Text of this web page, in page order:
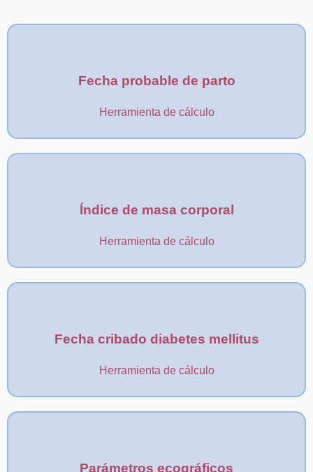
Fecha probable de parto
Herramienta de cálculo
Índice de masa corporal
Herramienta de cálculo
Fecha cribado diabetes mellitus
Herramienta de cálculo
Parámetros ecográficos